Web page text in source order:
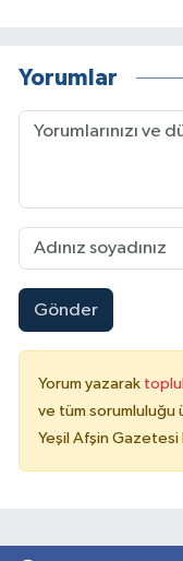
Yorumlar
Gönder
Yorum yazarak
ve tüm sorumluluğu
Yeşil Afşin